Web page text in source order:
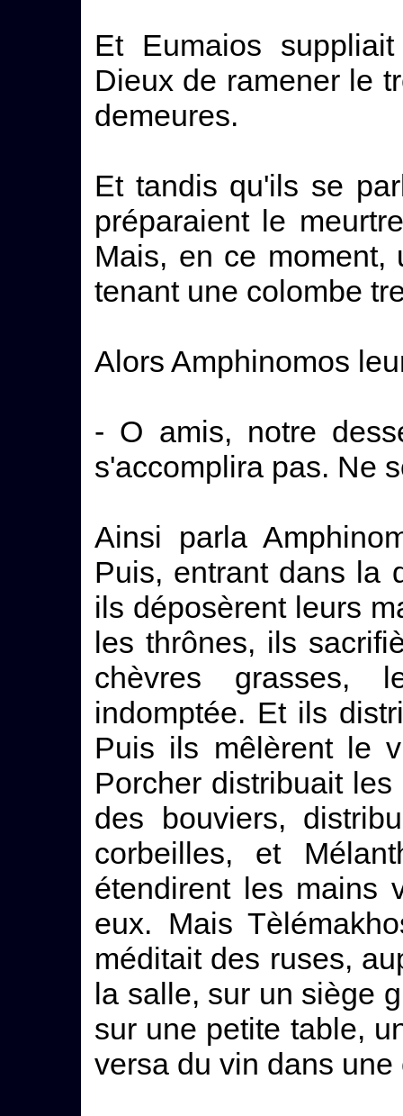
Et Eumaios
Dieux de ramener le
demeures.
Et tandis qu'ils se
préparaient le
Mais, en ce
tenant une colombe
Alors Amphinomos
- O amis, notre
s'accomplira pas. Ne
Ainsi parla
Puis, entrant dans la
ils déposèrent leurs
les thrônes, ils
chèvres
indomptée. Et ils
Puis ils mêlèrent le
Porcher distribuait
des bouviers,
corbeilles, et
étendirent les mains
eux. Mais
méditait des ruses,
la salle, sur un siège
sur une petite table,
versa du vin dans